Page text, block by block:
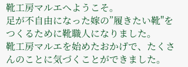
靴工房マルエへようこそ。
足が不自由になった嫁の”履きたい靴"を
つくるために靴職人になりました。
靴工房マルエを始めたおかげで、たくさ
んのことに気づくことができました。